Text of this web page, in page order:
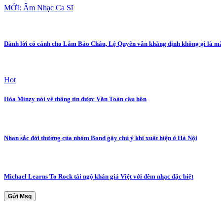
MỚI: Âm Nhạc Ca Sĩ
Dành lời có cánh cho Lâm Bảo Châu, Lệ Quyên vẫn khẳng định không gì là
Hot
Hòa Minzy nói về thông tin được Văn Toàn cầu hôn
Nhan sắc đời thường của nhóm Bond gây chú ý khi xuất hiện ở Hà Nội
Michael Learns To Rock tái ngộ khán giả Việt với đêm nhạc đặc biệt
Gửi Msg